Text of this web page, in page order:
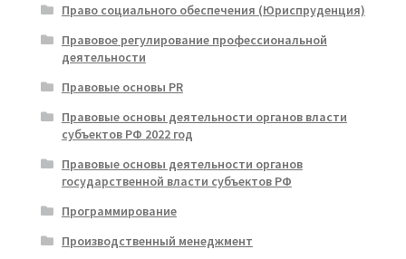
Право социального обеспечения (Юриспруденция)
Правовое регулирование профессиональной
деятельности
Правовые основы PR
Правовые основы деятельности органов власти
субъектов РФ 2022 год
Правовые основы деятельности органов
государственной власти субъектов РФ
Программирование
Производственный менеджмент